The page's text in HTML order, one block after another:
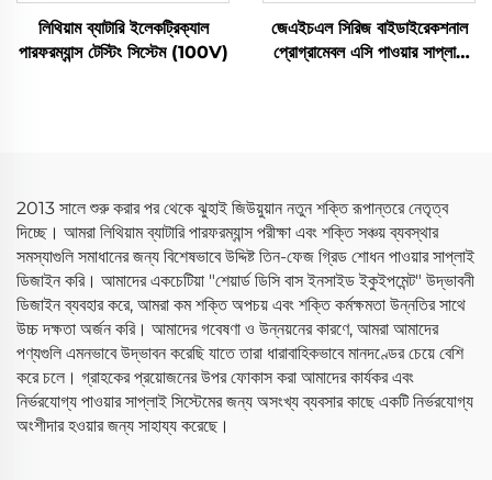
লিথিয়াম ব্যাটারি ইলেকট্রিক্যাল
পারফরম্যান্স টেস্টিং সিস্টেম (100V)
জেএইচএল সিরিজ বাইডাইরেকশনাল
প্রোগ্রামেবল এসি পাওয়ার সাপ্লাই
2013 সালে শুরু করার পর থেকে ঝুহাই জিউয়ুয়ান নতুন শক্তি রূপান্তরে নেতৃত্ব
দিচ্ছে। আমরা লিথিয়াম ব্যাটারি পারফরম্যান্স পরীক্ষা এবং শক্তি সঞ্চয় ব্যবস্থার
সমস্যাগুলি সমাধানের জন্য বিশেষভাবে উদ্দিষ্ট তিন-ফেজ গ্রিড শোধন পাওয়ার সাপ্লাই
ডিজাইন করি। আমাদের একচেটিয়া "শেয়ার্ড ডিসি বাস ইনসাইড ইকুইপমেন্ট" উদ্ভাবনী
ডিজাইন ব্যবহার করে, আমরা কম শক্তি অপচয় এবং শক্তি কর্মক্ষমতা উন্নতির সাথে
উচ্চ দক্ষতা অর্জন করি। আমাদের গবেষণা ও উন্নয়নের কারণে, আমরা আমাদের
পণ্যগুলি এমনভাবে উদ্ভাবন করেছি যাতে তারা ধারাবাহিকভাবে মানদণ্ডের চেয়ে বেশি
করে চলে। গ্রাহকের প্রয়োজনের উপর ফোকাস করা আমাদের কার্যকর এবং
নির্ভরযোগ্য পাওয়ার সাপ্লাই সিস্টেমের জন্য অসংখ্য ব্যবসার কাছে একটি নির্ভরযোগ্য
অংশীদার হওয়ার জন্য সাহায্য করেছে।